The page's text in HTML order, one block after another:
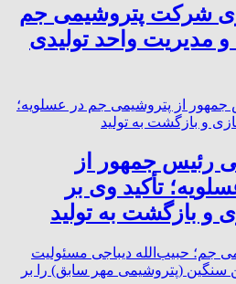
شرکت پتروشیمی جم
واحد تولیدی
رئیس جمهور از
تأکید وی بر
و بازگشت به تولید